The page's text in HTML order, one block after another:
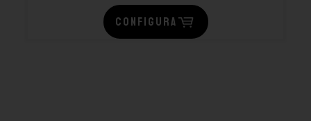
CONFIGURA